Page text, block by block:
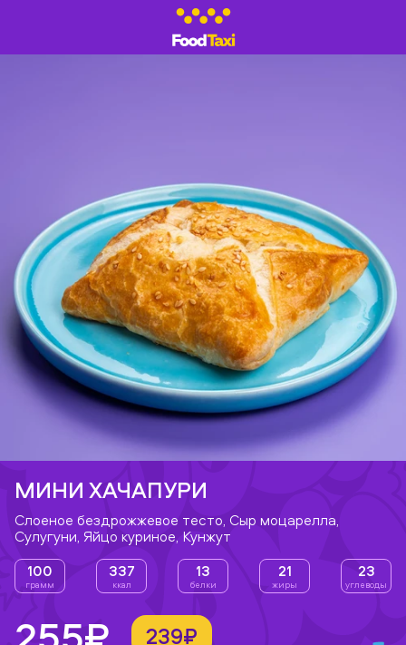
МИНИ ХАЧАПУРИ
Слоеное бездрожжевое тесто, Сыр моцарелла,
Сулугуни, Яйцо куриное, Кунжут
100
грамм
337
ккал
13
белки
21
жиры
23
углеводы
239₽